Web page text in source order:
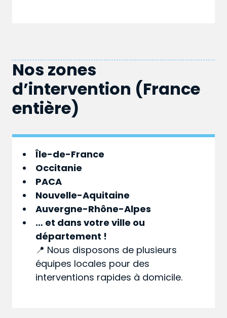
Nos zones
d’intervention (France
entière)
Île-de-France
Occitanie
PACA
Nouvelle-Aquitaine
Auvergne-Rhône-Alpes
… et dans votreville ou
département !
📍 Nous disposons de plusieurs
équipes locales pour des
interventions rapides à domicile.